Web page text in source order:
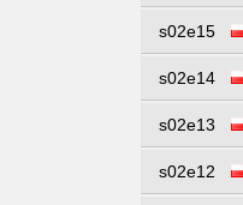
s02e15
s02e14
s02e13
s02e12